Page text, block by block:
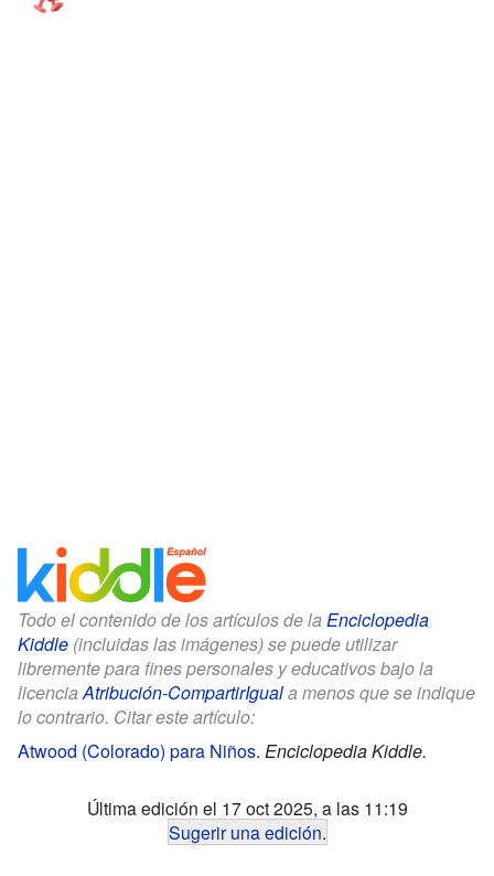
Todo el contenido de los artículos de la Enciclopedia
Kiddle (incluidas las imágenes) se puede utilizar
libremente para fines personales y educativos bajo la
licenciaAtribución-CompartirIguala menos que se indique
lo contrario. Citar este artículo:
Atwood (Colorado) para Niños. Enciclopedia Kiddle.
Última edición el 17 oct 2025, a las 11:19
Sugerir una edición.